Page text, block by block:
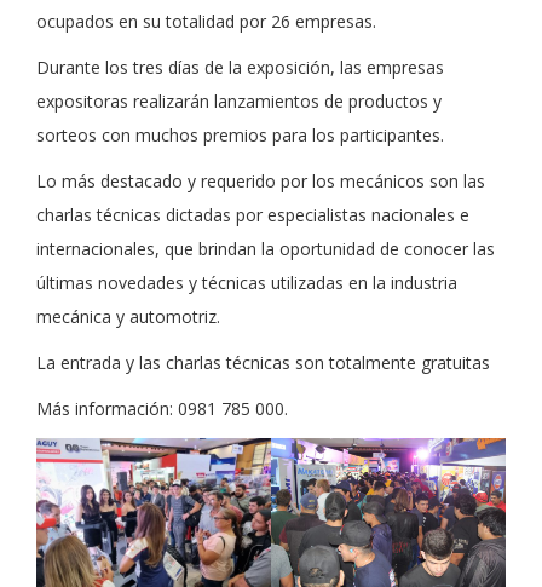
ocupados en su totalidad por 26 empresas.
Durante los tres días de la exposición, las empresas
expositoras realizarán lanzamientos de productos y
sorteos con muchos premios para los participantes.
Lo más destacado y requerido por los mecánicos son las
charlas técnicas dictadas por especialistas nacionales e
internacionales, que brindan la oportunidad de conocer las
últimas novedades y técnicas utilizadas en la industria
mecánica y automotriz.
La entrada y las charlas técnicas son totalmente gratuitas
Más información: 0981 785 000.